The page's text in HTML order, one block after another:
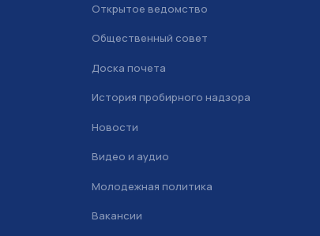
Открытое ведомство
Общественный совет
Доска почета
История пробирного надзора
Новости
Видео и аудио
Молодежная политика
Вакансии